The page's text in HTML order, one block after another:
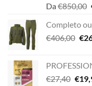
Da €850,00
Completo
€406,00 Il
era:
€
€27,40 Il
€